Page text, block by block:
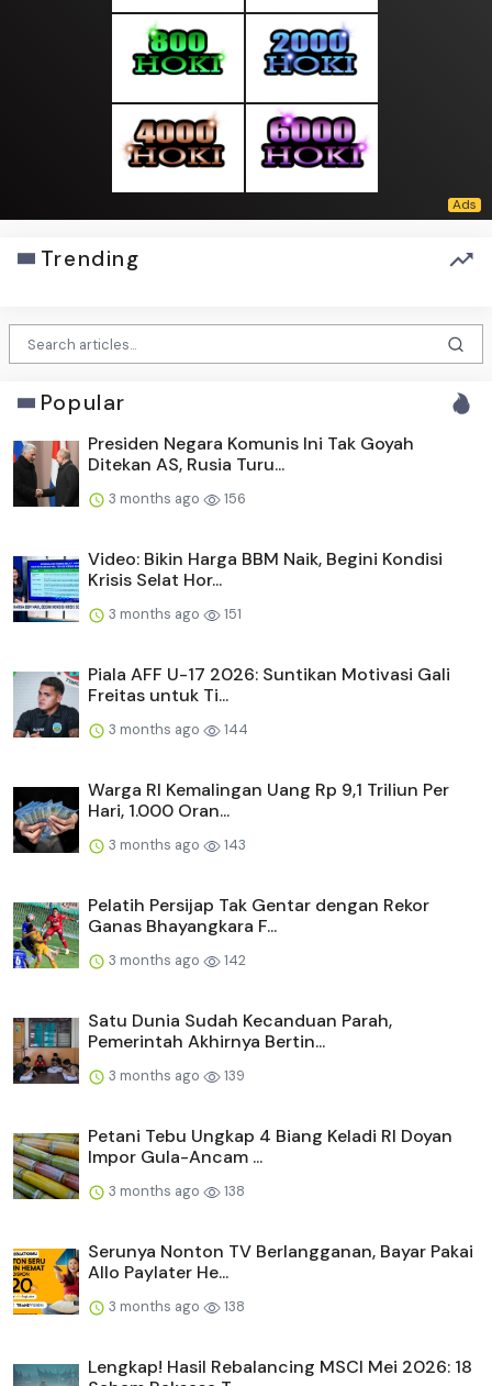
Trending
Popular
Presiden Negara Komunis Ini Tak Goyah
Ditekan AS, Rusia Turu...
3 months ago 156
Video: Bikin Harga BBM Naik, Begini Kondisi
Krisis Selat Hor...
3 months ago 151
Piala AFF U-17 2026: Suntikan Motivasi Gali
Freitas untuk Ti...
3 months ago 144
Warga RI Kemalingan Uang Rp 9,1 Triliun Per
Hari, 1.000 Oran...
3 months ago 143
Pelatih Persijap Tak Gentar dengan Rekor
Ganas Bhayangkara F...
3 months ago 142
Satu Dunia Sudah Kecanduan Parah,
Pemerintah Akhirnya Bertin...
3 months ago 139
Petani Tebu Ungkap 4 Biang Keladi RI Doyan
Impor Gula-Ancam ...
3 months ago 138
Serunya Nonton TV Berlangganan, Bayar Pakai
Allo Paylater He...
3 months ago 138
Lengkap! Hasil Rebalancing MSCI Mei 2026: 18